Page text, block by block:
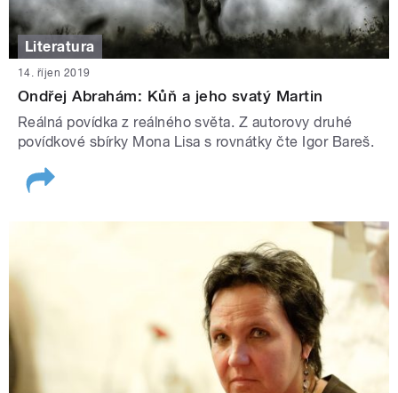
Literatura
14. říjen 2019
Ondřej Abrahám: Kůň a jeho svatý Martin
Reálná povídka z reálného světa. Z autorovy druhé
povídkové sbírky Mona Lisa s rovnátky čte Igor Bareš.